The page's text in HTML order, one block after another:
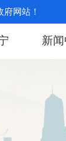
网站！
新